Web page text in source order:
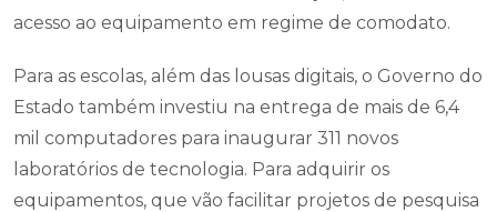
acesso ao equipamento em regime de comodato.
Para as escolas, além das lousas digitais, o Governo do
Estado também investiu na entrega de mais de 6,4
mil computadores para inaugurar 311 novos
laboratórios de tecnologia. Para adquirir os
equipamentos, que vão facilitar projetos de pesquisa